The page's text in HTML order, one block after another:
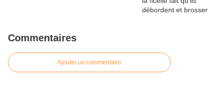
Commentaires
Ajouter un commentaire